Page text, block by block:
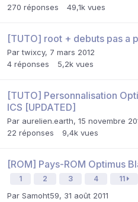
270 réponses 49,1k vues
[TUTO] root + debuts pas a
Partwixcy, 7 mars 2012
4 réponses 5,2k vues
[TUTO] Personnalisation
ICS [UPDATED]
Par aurelien.earth, 15 novembre
22 réponses 9,4k vues
[ROM] Pays-ROM Optimus
1 2 3 4 11
Par Samoht59, 31 août 2011